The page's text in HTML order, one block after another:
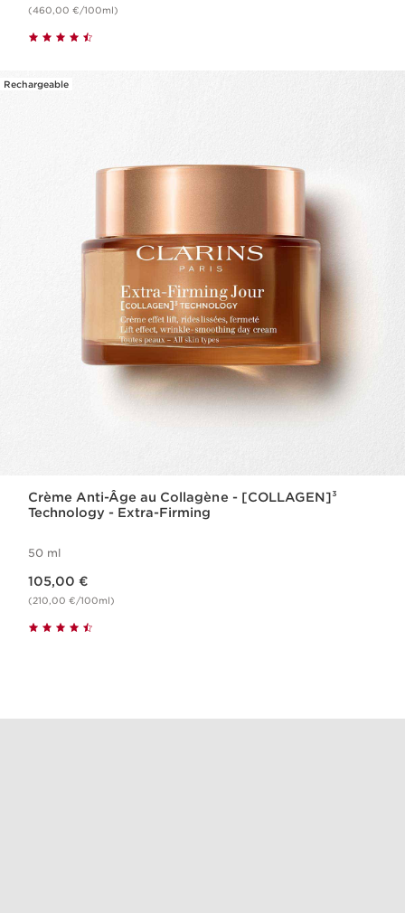
(460,00 €/100ml)
Rechargeable
Crème Anti-Âge au Collagène - [COLLAGEN]³
Technology - Extra-Firming
50 ml
105,00 €
(210,00 €/100ml)